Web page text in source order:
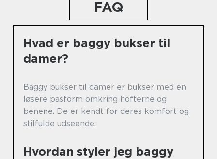
FAQ
Hvad er baggy bukser til
damer?
Baggy bukser til damer er bukser med en
løsere pasform omkring hofterne og
benene. De er kendt for deres komfort og
stilfulde udseende.
Hvordan styler jeg baggy